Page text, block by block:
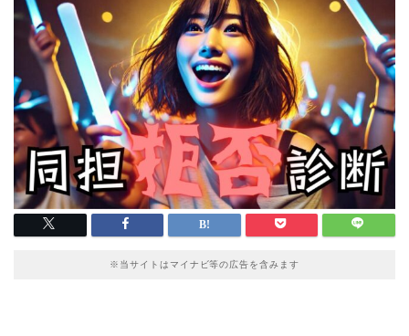
※当サイトはマイナビ等の広告を含みます